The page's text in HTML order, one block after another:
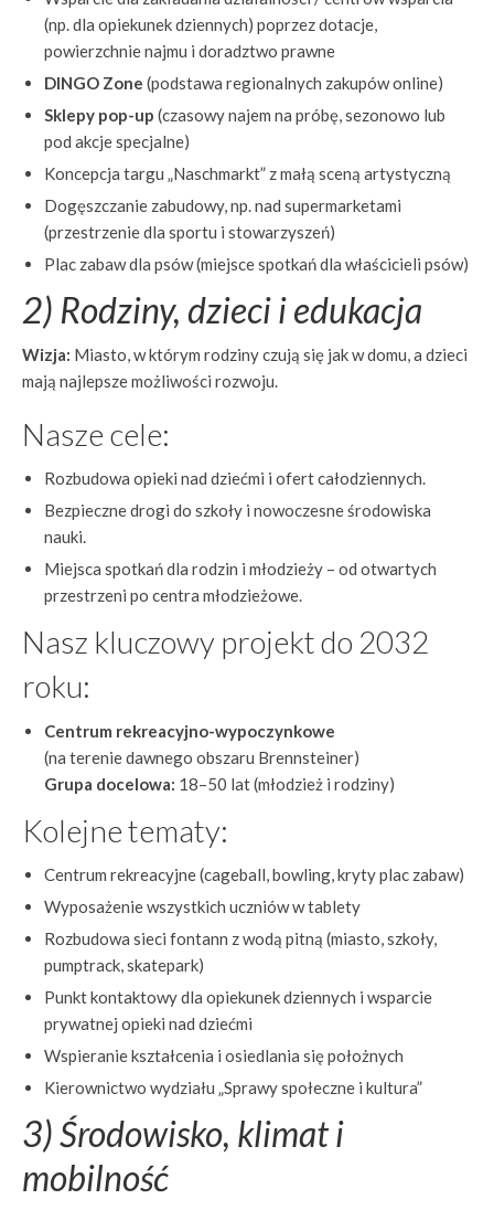
(np. dla opiekunek dziennych) poprzez dotacje,
powierzchnie najmu i doradztwo prawne
DINGO Zone (podstawa regionalnych zakupów online)
Sklepy pop-up (czasowy najem na próbę, sezonowo lub
pod akcje specjalne)
Koncepcja targu „Naschmarkt” z małą sceną artystyczną
Dogęszczanie zabudowy, np. nad supermarketami
(przestrzenie dla sportu i stowarzyszeń)
Plac zabaw dla psów (miejsce spotkań dla właścicieli psów)
2) Rodziny, dzieci i edukacja
Wizja: Miasto, w którym rodziny czują się jak w domu, a dzieci
mają najlepsze możliwości rozwoju.
Nasze cele:
Rozbudowa opieki nad dziećmi i ofert całodziennych.
Bezpieczne drogi do szkoły i nowoczesne środowiska
nauki.
Miejsca spotkań dla rodzin i młodzieży – od otwartych
przestrzeni po centra młodzieżowe.
Nasz kluczowy projekt do 2032
roku:
Centrum rekreacyjno-wypoczynkowe
(na terenie dawnego obszaru Brennsteiner)
Grupa docelowa: 18–50 lat (młodzież i rodziny)
Kolejne tematy:
Centrum rekreacyjne (cageball, bowling, kryty plac zabaw)
Wyposażenie wszystkich uczniów w tablety
Rozbudowa sieci fontann z wodą pitną (miasto, szkoły,
pumptrack, skatepark)
Punkt kontaktowy dla opiekunek dziennych i wsparcie
prywatnej opieki nad dziećmi
Wspieranie kształcenia i osiedlania się położnych
Kierownictwo wydziału „Sprawy społeczne i kultura”
3) Środowisko, klimat i
mobilność